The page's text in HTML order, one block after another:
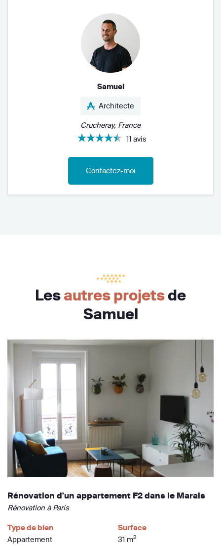
Samuel
Architecte
Crucheray, France
11 avis
Contactez-moi
Lesautres projetsde
Samuel
Rénovation d'un appartement F2 dans le Marais
Rénovation à Paris
Type de bien
Appartement
Surface
31 m2